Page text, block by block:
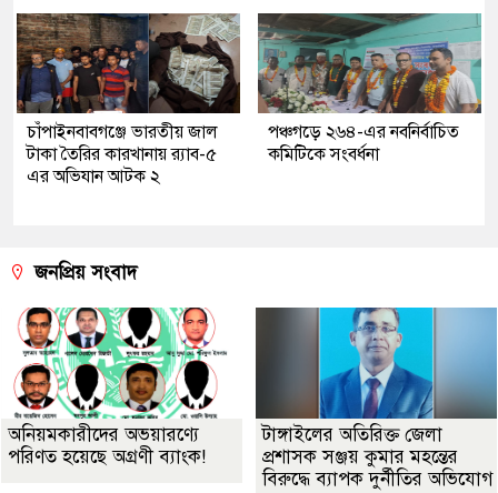
চাঁপাইনবাবগঞ্জে ভারতীয় জাল
টাকা তৈরির কারখানায় র‍্যাব-৫
এর অভিযান আটক ২
পঞ্চগড়ে ২৬৪-এর নবনির্বাচিত
কমিটিকে সংবর্ধনা
জনপ্রিয় সংবাদ
অনিয়মকারীদের অভয়ারণ্যে
পরিণত হয়েছে অগ্রণী ব্যাংক!
টাঙ্গাইলের অতিরিক্ত জেলা
প্রশাসক সঞ্জয় কুমার মহন্তের
বিরুদ্ধে ব্যাপক দুর্নীতির অভিযোগ